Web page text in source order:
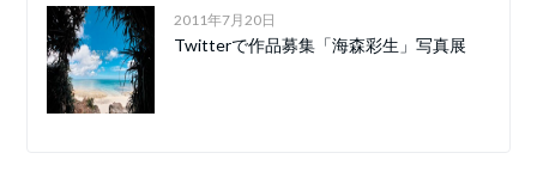
2011年7月20日
Twitterで作品募集「海森彩生」写真展